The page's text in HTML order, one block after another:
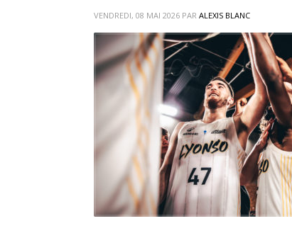
VENDREDI, 08 MAI 2026 PAR ALEXIS BLANC